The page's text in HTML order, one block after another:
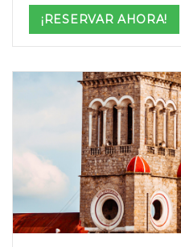
$2,849
through
$3,999
¡RESERVAR AHORA!